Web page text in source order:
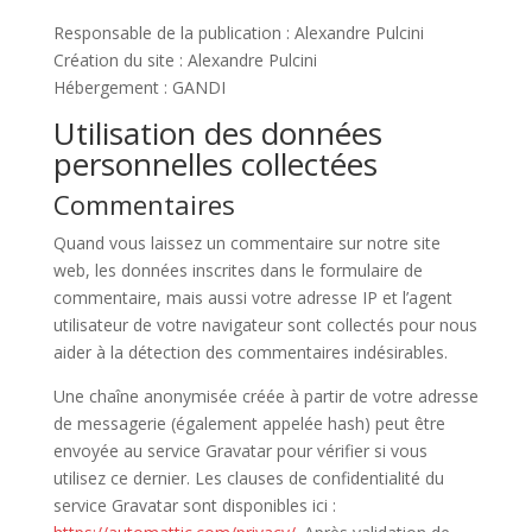
Responsable de la publication : Alexandre Pulcini
Création du site : Alexandre Pulcini
Hébergement : GANDI
Utilisation des données
personnelles collectées
Commentaires
Quand vous laissez un commentaire sur notre site
web, les données inscrites dans le formulaire de
commentaire, mais aussi votre adresse IP et l’agent
utilisateur de votre navigateur sont collectés pour nous
aider à la détection des commentaires indésirables.
Une chaîne anonymisée créée à partir de votre adresse
de messagerie (également appelée hash) peut être
envoyée au service Gravatar pour vérifier si vous
utilisez ce dernier. Les clauses de confidentialité du
service Gravatar sont disponibles ici :